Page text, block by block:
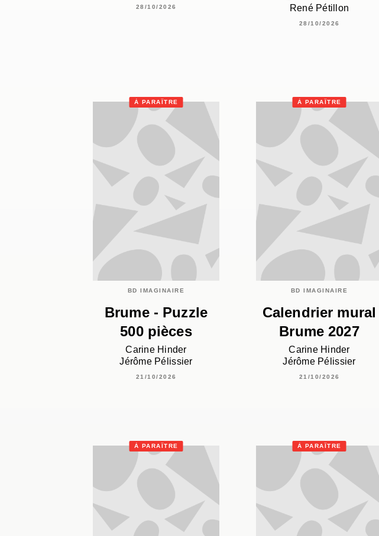
28/10/2026 René Pétillon
28/10/2026
À PARAÎTRE
BD IMAGINAIRE
Brume - Puzzle
500 pièces
Carine Hinder
Jérôme Pélissier
21/10/2026
À PARAÎTRE
BD IMAGINAIRE
Calendrier mural
Brume 2027
Carine Hinder
Jérôme Pélissier
21/10/2026
À PARAÎTRE À PARAÎTRE